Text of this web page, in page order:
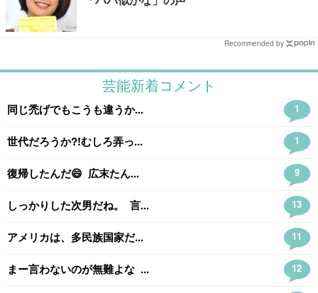
Recommended by